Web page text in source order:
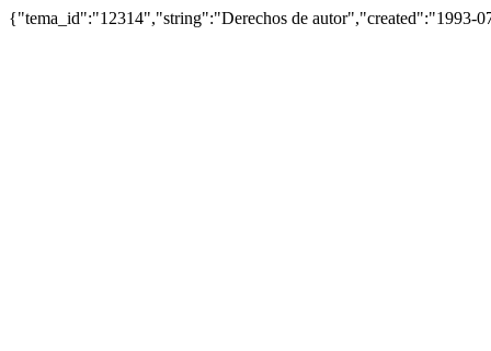
{"tema_id":"12314","string":"Derechos de autor","created":"1993-